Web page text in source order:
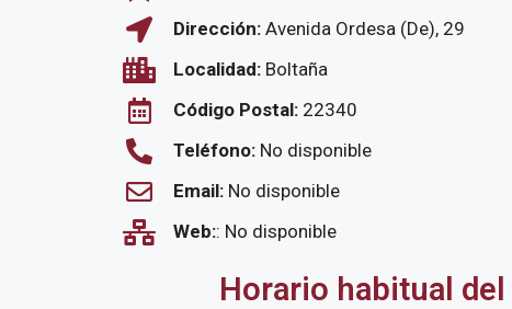
Dirección: Avenida Ordesa (De), 29
Localidad: Boltaña
Código Postal: 22340
Teléfono: No disponible
Email: No disponible
Web:: No disponible
Horario habitual